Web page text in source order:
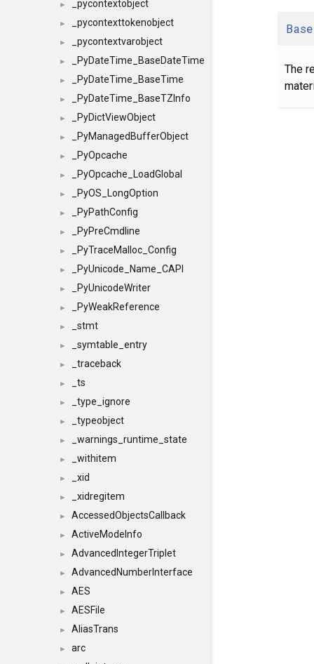
► _pycontextobject
► _pycontexttokenobject
► _pycontextvarobject
► _PyDateTime_BaseDateTime
► _PyDateTime_BaseTime
► _PyDateTime_BaseTZInfo
► _PyDictViewObject
► _PyManagedBufferObject
► _PyOpcache
► _PyOpcache_LoadGlobal
► _PyOS_LongOption
► _PyPathConfig
► _PyPreCmdline
► _PyTraceMalloc_Config
► _PyUnicode_Name_CAPI
► _PyUnicodeWriter
► _PyWeakReference
► _stmt
► _symtable_entry
► _traceback
► _ts
► _type_ignore
► _typeobject
► _warnings_runtime_state
► _withitem
► _xid
► _xidregitem
► AccessedObjectsCallback
► ActiveModeInfo
► AdvancedIntegerTriplet
► AdvancedNumberInterface
► AES
► AESFile
► AliasTrans
► arc
The